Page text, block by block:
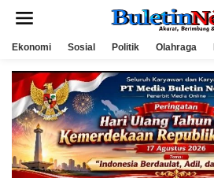
Ekonomi Sosial Politik Olahraga